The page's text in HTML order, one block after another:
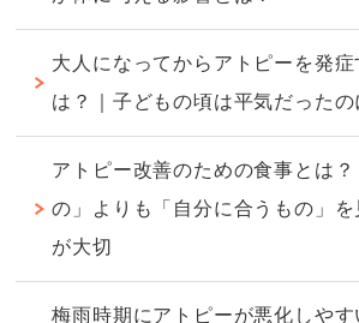
大人になってからアトピーを発症
は？｜子どもの頃は平気だったの
アトピー改善のための食事とは？
の」よりも「自分に合うもの」を
が大切
梅雨時期にアトピーが悪化しやす